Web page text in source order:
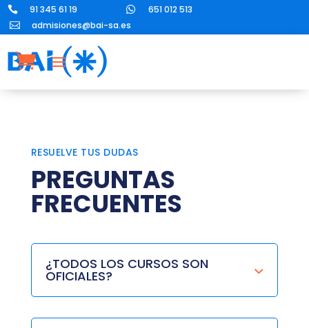
 91 345 61 19  651 012 513
 admisiones@bai-sa.es
RESUELVE TUS DUDAS
PREGUNTAS
FRECUENTES
¿TODOS LOS CURSOS SON
OFICIALES?